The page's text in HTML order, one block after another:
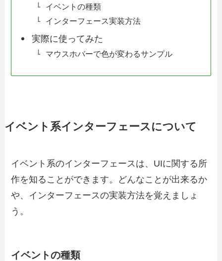
イベントの種類
インターフェース実装方法
実際に使ってみた
マウスホバーで色が変わるサンプル
イベント系インターフェースについて
イベント系のインターフェースは、UIに関する所
作を知ることができます。どんなことが出来るか
や、インターフェースの実装方法を覚えましょ
う。
イベントの種類